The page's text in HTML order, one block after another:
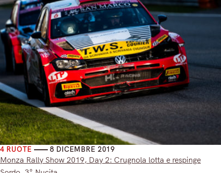
4 RUOTE 8 DICEMBRE 2019
Monza Rally Show 2019, Day 2: Crugnola lotta e respinge